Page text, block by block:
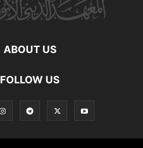
ABOUT US
FOLLOW US